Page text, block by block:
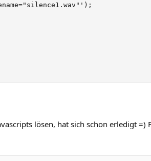
lösen, hat sich schon erledigt =)